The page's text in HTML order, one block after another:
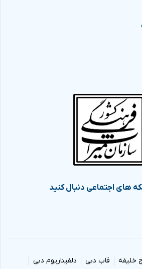
های اجتماعی دنبال کنید
خلیفه قاب دبی
دلفیناریوم دبی